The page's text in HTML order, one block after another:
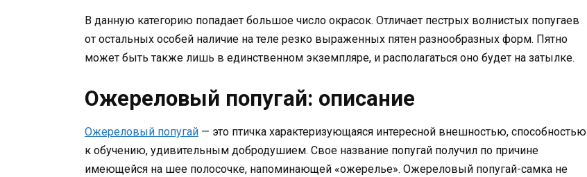
В данную категорию попадает большое число окрасок. Отличает пестрых волнистых попугаев
от остальных особей наличие на теле резко выраженных пятен разнообразных форм. Пятно
может быть также лишь в единственном экземпляре, и располагаться оно будет на затылке.
Ожереловый попугай: описание
Ожереловый попугай — это птичка характеризующаяся интересной внешностью, способностью
к обучению, удивительным добродушием. Свое название попугай получил по причине
имеющейся на шее полосочке, напоминающей «ожерелье». Ожереловый попугай-самка не